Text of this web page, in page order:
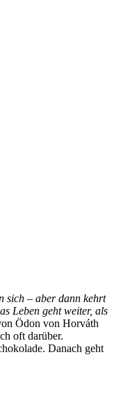
sich – aber dann kehrt
Leben geht weiter, als
Ödon von Horváth
oft darüber.
Danach geht